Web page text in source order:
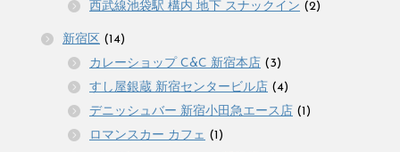
西武線池袋駅 構内 地下 スナックイン (2)
新宿区 (14)
カレーショップ C&C 新宿本店 (3)
すし屋銀蔵 新宿センタービル店 (4)
デニッシュバー 新宿小田急エース店 (1)
ロマンスカー カフェ (1)